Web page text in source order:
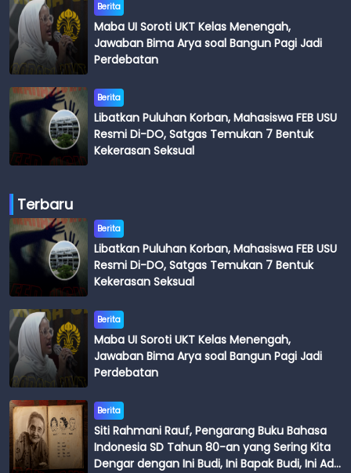
Berita
Maba UI Soroti UKT Kelas Menengah,
Jawaban Bima Arya soal Bangun Pagi Jadi
Perdebatan
Berita
Libatkan Puluhan Korban, Mahasiswa FEB USU
Resmi Di-DO, Satgas Temukan 7 Bentuk
Kekerasan Seksual
Terbaru
Berita
Libatkan Puluhan Korban, Mahasiswa FEB USU
Resmi Di-DO, Satgas Temukan 7 Bentuk
Kekerasan Seksual
Berita
Maba UI Soroti UKT Kelas Menengah,
Jawaban Bima Arya soal Bangun Pagi Jadi
Perdebatan
Berita
Siti Rahmani Rauf, Pengarang Buku Bahasa
Indonesia SD Tahun 80-an yang Sering Kita
Dengar dengan Ini Budi, Ini Bapak Budi, Ini Adik